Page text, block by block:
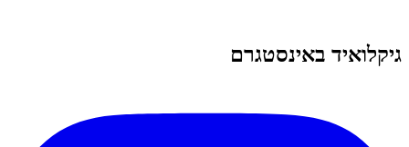
גיקלואיד באינסטגרם